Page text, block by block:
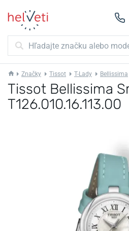
Značky Tissot T-Lady Bellissima
Tissot Bellissima
T126.010.16.113.00